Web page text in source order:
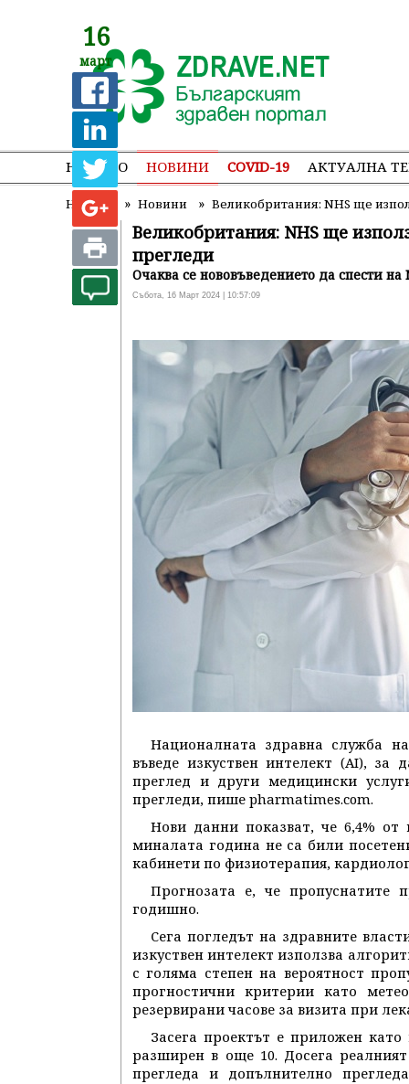
НАЧАЛО НОВИНИ COVID-19 АКТУАЛНА
Начало » Новини » Великобритания: NHS ще
16
март
Великобритания: NHS ще
прегледи
Очаква се нововъведението да спести
Събота, 16 Март 2024 | 10:57:09
Националната здравна служба
въведе изкуствен интелект (AI),
преглед и други медицински
прегледи, пише pharmatimes.com.
Нови данни показват, че 6,4%
миналата година не са били
кабинети по физиотерапия,
Прогнозата е, че пропуснатите
годишно.
Сега погледът на здравните
изкуствен интелект използва
с голяма степен на вероятност
прогностични критерии като
резервирани часове за визита при
Засега проектът е приложен
разширен в още 10. Досега
прегледа и допълнително